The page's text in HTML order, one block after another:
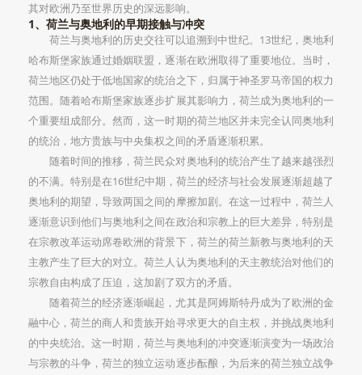
其对欧洲乃至世界历史的深远影响。
1、荷兰与奥地利的早期接触与冲突
荷兰与奥地利的历史交往可以追溯到中世纪。13世纪，奥地利
哈布斯堡家族通过婚姻联盟，逐渐在欧洲取得了重要地位。当时，
荷兰地区仍处于低地国家的统治之下，归属于神圣罗马帝国的权力
范围。随着哈布斯堡家族逐步扩展其影响力，荷兰成为奥地利的一
个重要组成部分。然而，这一时期的荷兰地区并未完全认同奥地利
的统治，地方贵族与中央集权之间的矛盾逐渐积累。
随着时间的推移，荷兰民众对奥地利的统治产生了越来越强烈
的不满。特别是在16世纪中期，荷兰的经济与社会发展逐渐超越了
奥地利的期望，导致两国之间的摩擦加剧。在这一过程中，荷兰人
逐渐意识到他们与奥地利之间在政治和宗教上的巨大差异，特别是
在宗教改革运动席卷欧洲的背景下，荷兰的荷兰新教与奥地利的天
主教产生了巨大的对立。荷兰人认为奥地利的天主教统治对他们的
宗教自由构成了压迫，这加剧了双方的矛盾。
随着荷兰的经济逐渐崛起，尤其是阿姆斯特丹成为了欧洲的金
融中心，荷兰的商人和贵族开始寻求更大的自主权，并挑战奥地利
的中央统治。这一时期，荷兰与奥地利的冲突逐渐演变为一场政治
与宗教的斗争，荷兰的独立运动逐步酝酿，为后来的荷兰独立战争